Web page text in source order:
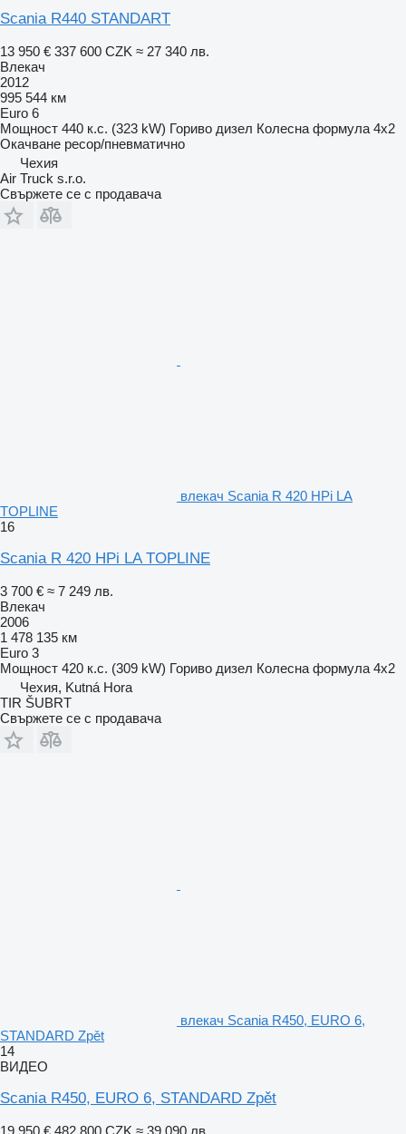
Scania R440 STANDART
13 950 € 337 600 CZK ≈ 27 340 лв.
Влекач
2012
995 544 км
Euro 6
Мощност 440 к.с. (323 kW) Гориво дизел Колесна формула 4x2
Окачване ресор/пневматично
Чехия
Air Truck s.r.o.
Свържете се с продавача
влекач Scania R 420 HPi LA
TOPLINE
16
Scania R 420 HPi LA TOPLINE
3 700 € ≈ 7 249 лв.
Влекач
2006
1 478 135 км
Euro 3
Мощност 420 к.с. (309 kW) Гориво дизел Колесна формула 4x2
Чехия, Kutná Hora
TIR ŠUBRT
Свържете се с продавача
влекач Scania R450, EURO 6,
STANDARD Zpět
14
ВИДЕО
Scania R450, EURO 6, STANDARD Zpět
19 950 € 482 800 CZK ≈ 39 090 лв.